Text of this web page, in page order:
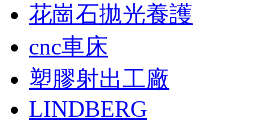
花崗石拋光養護
cnc車床
塑膠射出工廠
LINDBERG